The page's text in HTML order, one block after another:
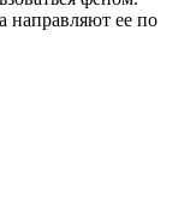
направляют ее по